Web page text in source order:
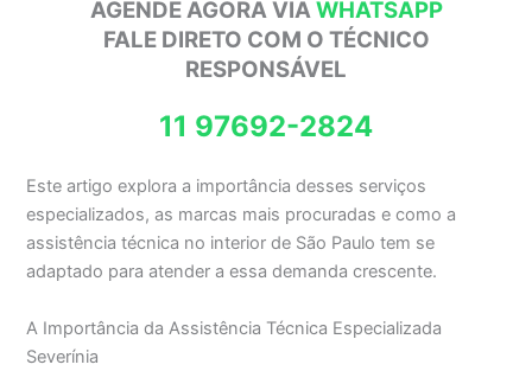
AGENDE AGORA VIA WHATSAPP
FALE DIRETO COM O TÉCNICO
RESPONSÁVEL
11 97692-2824
Este artigo explora a importância desses serviços
especializados, as marcas mais procuradas e como a
assistência técnica no interior de São Paulo tem se
adaptado para atender a essa demanda crescente.
A Importância da Assistência Técnica Especializada
Severínia